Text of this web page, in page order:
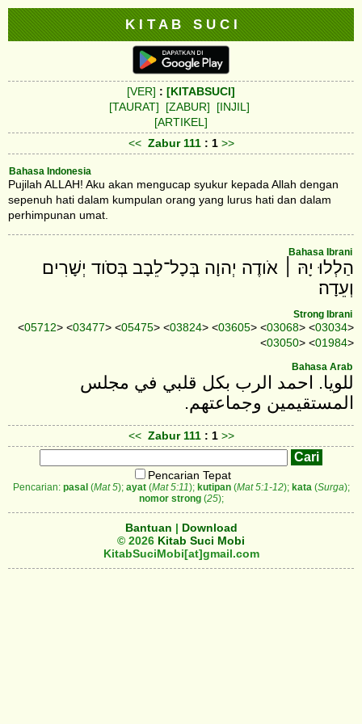
K I T A B S U C I
[VER] : [KITABSUCI]
[TAURAT]
[ZABUR]
[INJIL]
[ARTIKEL]
<< Zabur 111 : 1 >>
Bahasa Indonesia
Pujilah ALLAH! Aku akan mengucap syukur kepada Allah dengan
sepenuh hati dalam kumpulan orang yang lurus hati dan dalam
perhimpunan umat.
Bahasa Ibrani
הַלְלוּ יָהּ ׀ אֹודֶה יְהוָה בְּכָל־לֵבָב בְּסֹוד יְשָׁרִים
וְעֵדָה׃
Strong Ibrani
<05712> <03477> <05475> <03824> <03605> <03068> <03034>
<03050> <01984>
Bahasa Arab
للويا. احمد الرب بكل قلبي في مجلس
المستقيمين وجماعتهم‎.
<< Zabur 111 : 1 >>
Pencarian Tepat
Pencarian: pasal(Mat 5); ayat(Mat 5:11); kutipan(Mat 5:1-12); kata (Surga);
nomor strong(25);
Bantuan | Download
© 2026 Kitab Suci Mobi
KitabSuciMobi[at]gmail.com